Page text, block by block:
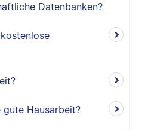
Datenbanken?
gute Hausarbeit?